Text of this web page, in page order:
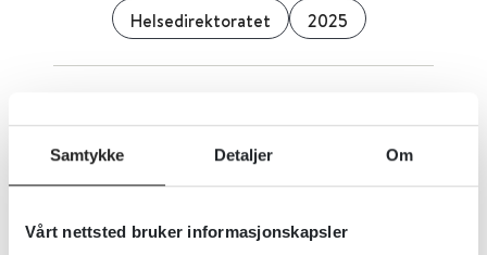
Samtykke Detaljer Om
Vårt nettsted bruker informasjonskapsler
Helsedirektoratet 2025
legemiddelbehandling
Helsedirektoratet 2025